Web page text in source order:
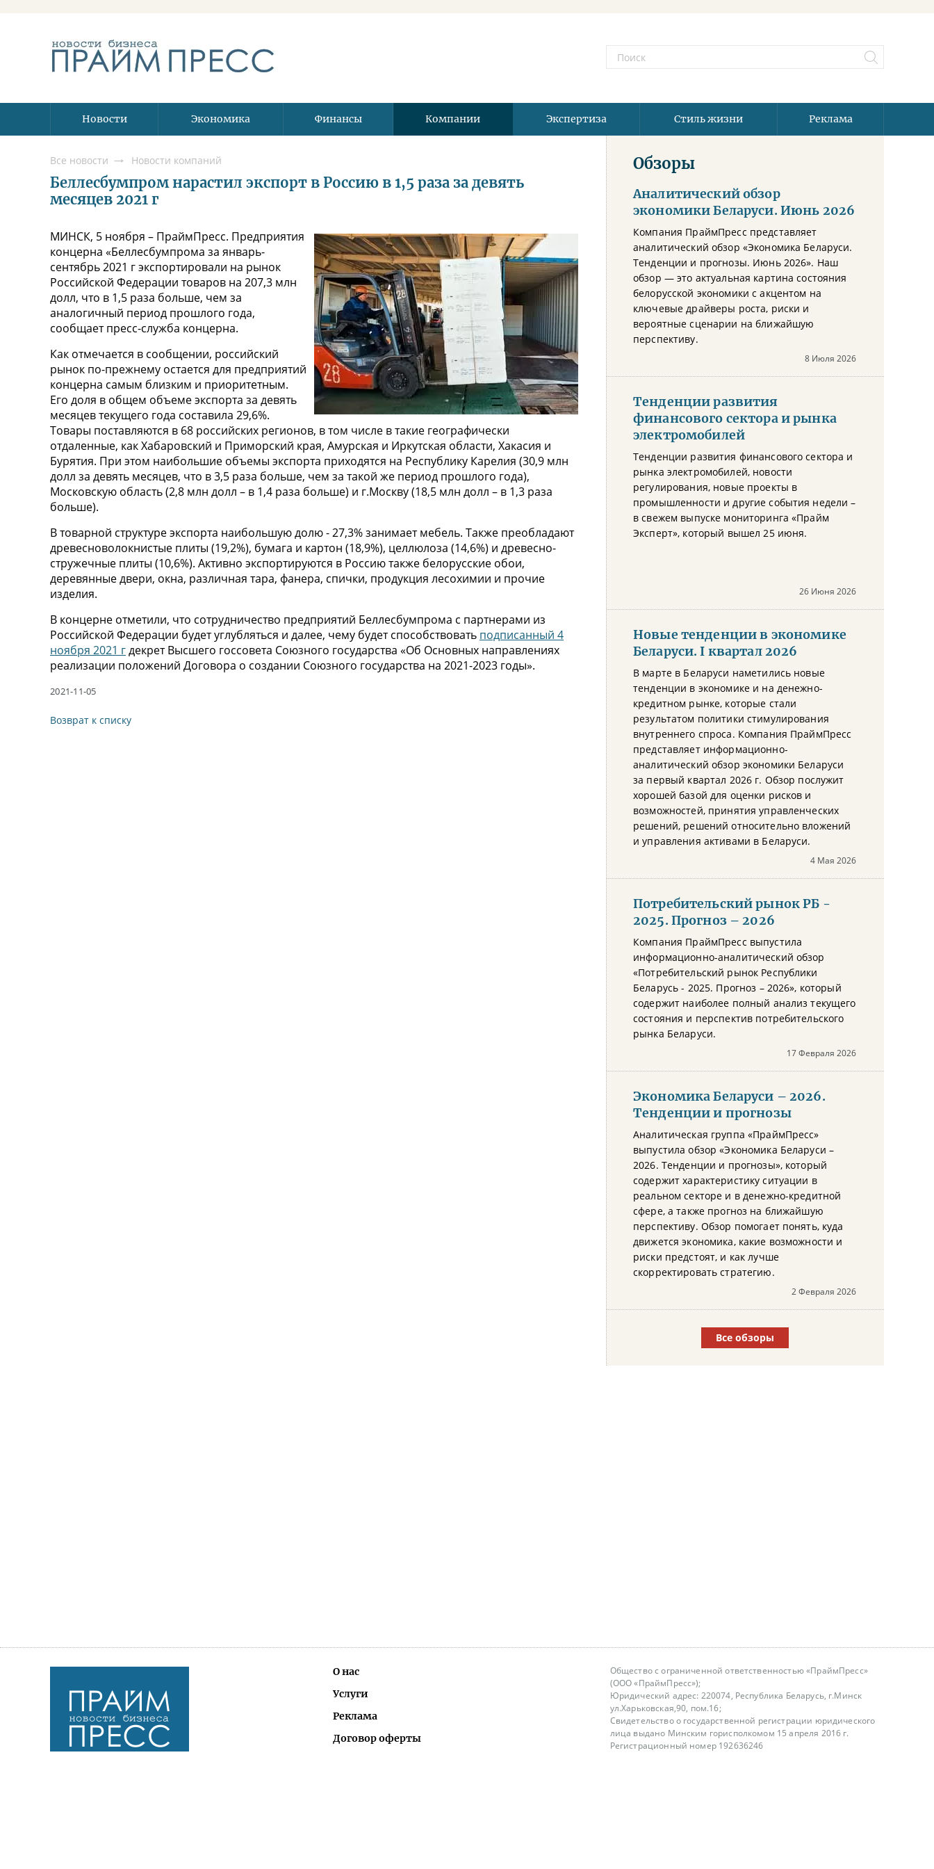
Новости Экономика Финансы Компании Экспертиза Стиль жизни Реклама
Все новости Новости компаний
Беллесбумпром нарастил экспорт в Россию в 1,5 раза за девять
месяцев 2021 г
МИНСК, 5 ноября – ПраймПресс. Предприятия
концерна «Беллесбумпрома за январь-
сентябрь 2021 г экспортировали на рынок
Российской Федерации товаров на 207,3 млн
долл, что в 1,5 раза больше, чем за
аналогичный период прошлого года,
сообщает пресс-служба концерна.
Как отмечается в сообщении, российский
рынок по-прежнему остается для предприятий
концерна самым близким и приоритетным.
Его доля в общем объеме экспорта за девять
месяцев текущего года составила 29,6%.
Товары поставляются в 68 российских регионов, в том числе в такие географически
отдаленные, как Хабаровский и Приморский края, Амурская и Иркутская области, Хакасия и
Бурятия. При этом наибольшие объемы экспорта приходятся на Республику Карелия (30,9 млн
долл за девять месяцев, что в 3,5 раза больше, чем за такой же период прошлого года),
Московскую область (2,8 млн долл – в 1,4 раза больше) и г.Москву (18,5 млн долл – в 1,3 раза
больше).
В товарной структуре экспорта наибольшую долю - 27,3% занимает мебель. Также преобладают
древесноволокнистые плиты (19,2%), бумага и картон (18,9%), целлюлоза (14,6%) и древесно-
стружечные плиты (10,6%). Активно экспортируются в Россию также белорусские обои,
деревянные двери, окна, различная тара, фанера, спички, продукция лесохимии и прочие
изделия.
В концерне отметили, что сотрудничество предприятий Беллесбумпрома с партнерами из
Российской Федерации будет углубляться и далее, чему будет способствовать подписанный 4
ноября 2021 гдекрет Высшего госсовета Союзного государства «Об Основных направлениях
реализации положений Договора о создании Союзного государства на 2021-2023 годы».
2021-11-05
Возврат к списку
Обзоры
Аналитический обзор
экономики Беларуси. Июнь 2026
Компания ПраймПресс представляет
аналитический обзор «Экономика Беларуси.
Тенденции и прогнозы. Июнь 2026». Наш
обзор — это актуальная картина состояния
белорусской экономики с акцентом на
ключевые драйверы роста, риски и
вероятные сценарии на ближайшую
перспективу.
8 Июля 2026
Тенденции развития
финансового сектора и рынка
электромобилей
Тенденции развития финансового сектора и
рынка электромобилей, новости
регулирования, новые проекты в
промышленности и другие события недели –
в свежем выпуске мониторинга «Прайм
Эксперт», который вышел 25 июня.
26 Июня 2026
Новые тенденции в экономике
Беларуси. I квартал 2026
В марте в Беларуси наметились новые
тенденции в экономике и на денежно-
кредитном рынке, которые стали
результатом политики стимулирования
внутреннего спроса. Компания ПраймПресс
представляет информационно-
аналитический обзор экономики Беларуси
за первый квартал 2026 г. Обзор послужит
хорошей базой для оценки рисков и
возможностей, принятия управленческих
решений, решений относительно вложений
и управления активами в Беларуси.
4 Мая 2026
Потребительский рынок РБ -
2025. Прогноз – 2026
Компания ПраймПресс выпустила
информационно-аналитический обзор
«Потребительский рынок Республики
Беларусь - 2025. Прогноз – 2026», который
содержит наиболее полный анализ текущего
состояния и перспектив потребительского
рынка Беларуси.
17 Февраля 2026
Экономика Беларуси – 2026.
Тенденции и прогнозы
Аналитическая группа «ПраймПресс»
выпустила обзор «Экономика Беларуси –
2026. Тенденции и прогнозы», который
содержит характеристику ситуации в
реальном секторе и в денежно-кредитной
сфере, а также прогноз на ближайшую
перспективу. Обзор помогает понять, куда
движется экономика, какие возможности и
риски предстоят, и как лучше
скорректировать стратегию.
2 Февраля 2026
Все обзоры
О нас
Услуги
Реклама
Договор оферты
Общество с ограниченной ответственностью «ПраймПресс»
(ООО «ПраймПресс»);
Юридический адрес: 220074, Республика Беларусь, г.Минск
ул.Харьковская,90, пом.16;
Свидетельство о государственной регистрации юридического
лица выдано Минским горисполкомом 15 апреля 2016 г.
Регистрационный номер 192636246